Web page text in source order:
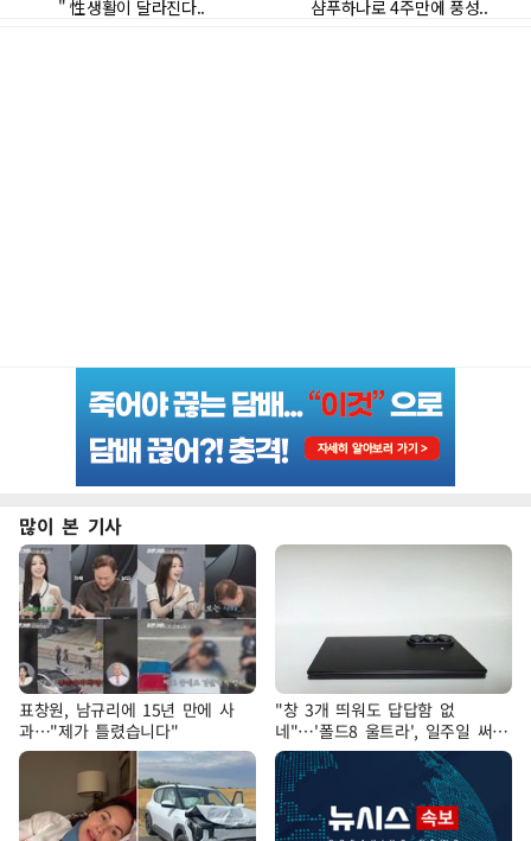
많이 본 기사
표창원, 남규리에 15년 만에 사
과…"제가 틀렸습니다"
"창 3개 띄워도 답답함 없
네"…'폴드8 울트라', 일주일 써보
니